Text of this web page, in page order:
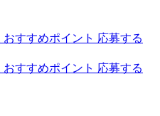
おすすめポイント 応募する
おすすめポイント 応募する